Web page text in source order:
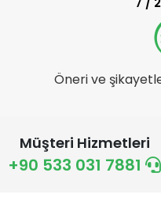
Öneri ve
Müşteri Hizmetleri
+90 533 031 7881